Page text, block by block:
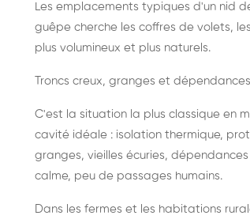
Les emplacements typiques d'un nid
guêpe cherche les coffres de volets,
plus volumineux et plus naturels.
Troncs creux, granges et
C'est la situation la plus classique en
cavité idéale : isolation thermique,
granges, vieilles écuries,
calme, peu de passages humains.
Dans les fermes et les habitations